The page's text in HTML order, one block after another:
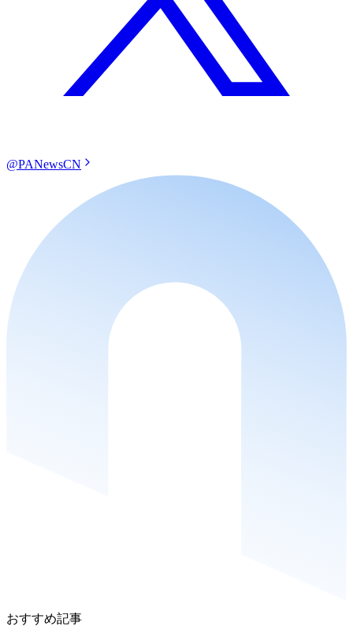
@PANewsCN
おすすめ記事